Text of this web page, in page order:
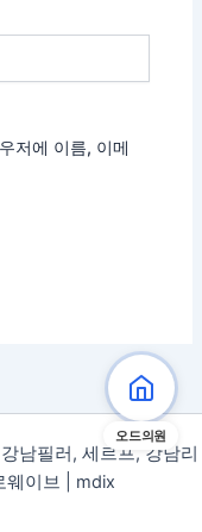
오드의원
저에 이름, 이메
남필러, 세르프, 강남리
이브 | mdix